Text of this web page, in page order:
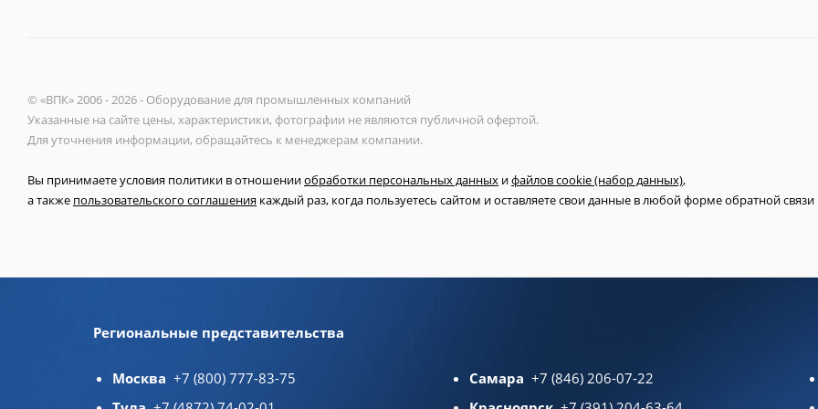
© «ВПК» 2006 - 2026 - Оборудование для промышленных компаний
Указанные на сайте цены, характеристики, фотографии не являются публичной офертой.
Для уточнения информации, обращайтесь к менеджерам компании.
Вы принимаете условия политики в отношенииобработки персональных данных ифайлов cookie (набор данных),
а также пользовательского соглашения каждый раз, когда пользуетесь сайтом и оставляете свои данные в любой форме обратной связи
Региональные представительства
Москва +7 (800) 777-83-75
Самара +7 (846) 206-07-22